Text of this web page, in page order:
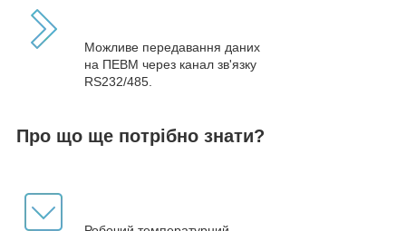
Можливе передавання даних
на ПЕВМ через канал зв'язку
RS232/485.
Про що ще потрібно знати?